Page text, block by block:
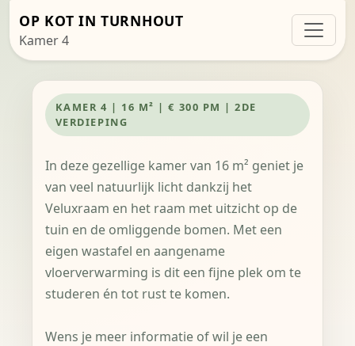
OP KOT IN TURNHOUT
Kamer 4
KAMER 4 | 16 M² | € 300 PM | 2DE
VERDIEPING
In deze gezellige kamer van 16 m² geniet je
van veel natuurlijk licht dankzij het
Veluxraam en het raam met uitzicht op de
tuin en de omliggende bomen. Met een
eigen wastafel en aangename
vloerverwarming is dit een fijne plek om te
studeren én tot rust te komen.
Wens je meer informatie of wil je een